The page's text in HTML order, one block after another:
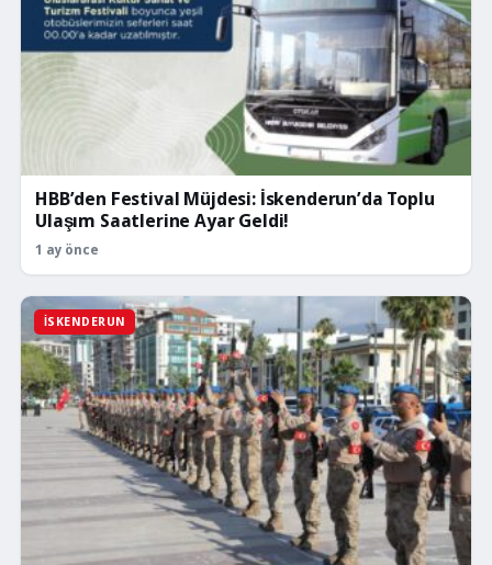
HBB’den Festival Müjdesi: İskenderun’da Toplu
Ulaşım Saatlerine Ayar Geldi!
1 ay önce
İSKENDERUN